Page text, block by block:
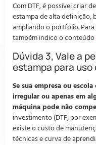
Com DTF, é possível criar
estampa de alta definição,
ampliando o portfólio.
também indico o conteúdo
Dúvida 3, Vale a
estampa para
Se sua empresa ou
irregular ou apenas em
máquina pode não
investimento (DTF, por
existe o custo de
técnicas e curva de